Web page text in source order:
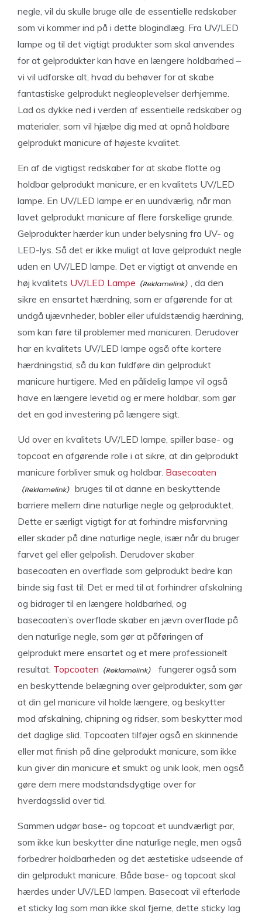
negle, vil du skulle bruge alle de essentielle redskaber
som vi kommer ind på i dette blogindlæg. Fra UV/LED
lampe og til det vigtigt produkter som skal anvendes
for at gelprodukter kan have en længere holdbarhed –
vi vil udforske alt, hvad du behøver for at skabe
fantastiske gelprodukt negleoplevelser derhjemme.
Lad os dykke ned i verden af essentielle redskaber og
materialer, som vil hjælpe dig med at opnå holdbare
gelprodukt manicure af højeste kvalitet.
En af de vigtigst redskaber for at skabe flotte og
holdbar gelprodukt manicure, er en kvalitets UV/LED
lampe. En UV/LED lampe er en uundværlig, når man
lavet gelprodukt manicure af flere forskellige grunde.
Gelprodukter hærder kun under belysning fra UV- og
LED-lys. Så det er ikke muligt at lave gelprodukt negle
uden en UV/LED lampe. Det er vigtigt at anvende en
høj kvalitets UV/LED Lampe
, da den
sikre en ensartet hærdning, som er afgørende for at
undgå ujævnheder, bobler eller ufuldstændig hærdning,
som kan føre til problemer med manicuren. Derudover
har en kvalitets UV/LED lampe også ofte kortere
hærdningstid, så du kan fuldføre din gelprodukt
manicure hurtigere. Med en pålidelig lampe vil også
have en længere levetid og er mere holdbar, som gør
det en god investering på længere sigt.
Ud over en kvalitets UV/LED lampe, spiller base- og
topcoat en afgørende rolle i at sikre, at din gelprodukt
manicure forbliver smuk og holdbar. Basecoaten
bruges til at danne en beskyttende
barriere mellem dine naturlige negle og gelproduktet.
Dette er særligt vigtigt for at forhindre misfarvning
eller skader på dine naturlige negle, især når du bruger
farvet gel eller gelpolish. Derudover skaber
basecoaten en overflade som gelprodukt bedre kan
binde sig fast til. Det er med til at forhindrer afskalning
og bidrager til en længere holdbarhed, og
basecoaten’s overflade skaber en jævn overflade på
den naturlige negle, som gør at påføringen af
gelprodukt mere ensartet og et mere professionelt
resultat. Topcoaten
fungerer også som
en beskyttende belægning over gelprodukter, som gør
at din gel manicure vil holde længere, og beskytter
mod afskalning, chipning og ridser, som beskytter mod
det daglige slid. Topcoaten tilføjer også en skinnende
eller mat finish på dine gelprodukt manicure, som ikke
kun giver din manicure et smukt og unik look, men også
gøre dem mere modstandsdygtige over for
hverdagsslid over tid.
Sammen udgør base- og topcoat et uundværligt par,
som ikke kun beskytter dine naturlige negle, men også
forbedrer holdbarheden og det æstetiske udseende af
din gelprodukt manicure. Både base- og topcoat skal
hærdes under UV/LED lampen. Basecoat vil efterlade
et sticky lag som man ikke skal fjerne, dette sticky lag